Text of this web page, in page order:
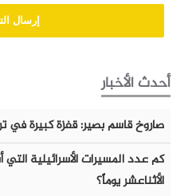
أحدث الأخبار
صاروخ قاسم بصير: قفزة كبيرة في
كم عدد المسيرات الأسرائيلية
الأثناعشر يوماً؟